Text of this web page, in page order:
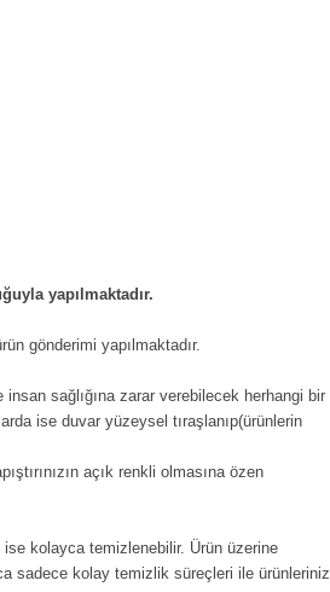
yapılmaktadır.
gönderimi yapılmaktadır.
sağlığına zarar verebilecek herhangi bir
ise duvar yüzeysel tıraşlanıp(ürünlerin
açık renkli olmasına özen
kolayca temizlenebilir. Ürün üzerine
sadece kolay temizlik süreçleri ile ürünleriniz